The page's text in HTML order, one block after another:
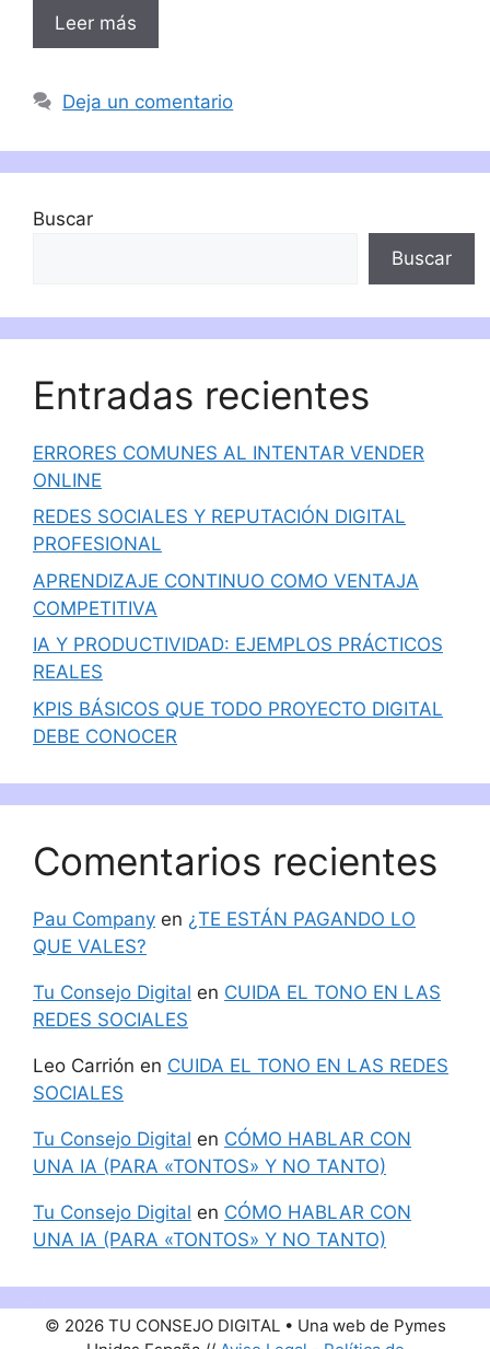
Leer más
Deja un comentario
Buscar
Buscar
Entradas recientes
ERRORES COMUNES AL INTENTAR VENDER
ONLINE
REDES SOCIALES Y REPUTACIÓN DIGITAL
PROFESIONAL
APRENDIZAJE CONTINUO COMO VENTAJA
COMPETITIVA
IA Y PRODUCTIVIDAD: EJEMPLOS PRÁCTICOS
REALES
KPIS BÁSICOS QUE TODO PROYECTO DIGITAL
DEBE CONOCER
Comentarios recientes
Pau Company en ¿TE ESTÁN PAGANDO LO
QUE VALES?
Tu Consejo Digital en CUIDA EL TONO EN LAS
REDES SOCIALES
Leo Carrión en CUIDA EL TONO EN LAS REDES
SOCIALES
Tu Consejo Digital en CÓMO HABLAR CON
UNA IA (PARA «TONTOS» Y NO TANTO)
Tu Consejo Digital en CÓMO HABLAR CON
UNA IA (PARA «TONTOS» Y NO TANTO)
© 2026 TU CONSEJO DIGITAL • Una web de Pymes